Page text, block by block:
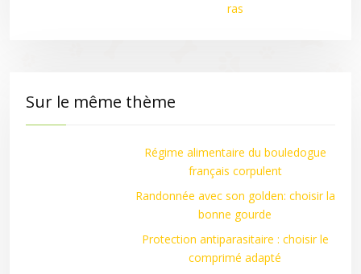
ras
Sur le même thème
Régime alimentaire du bouledogue
français corpulent
Randonnée avec son golden: choisir la
bonne gourde
Protection antiparasitaire : choisir le
comprimé adapté